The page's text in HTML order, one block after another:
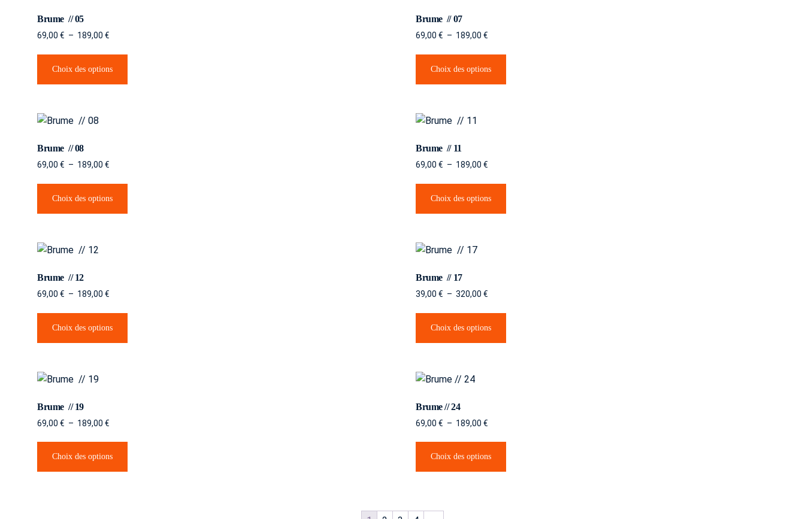
Brume // 05
69,00 € – 189,00 €
Choix des options
Brume // 07
69,00 € – 189,00 €
Choix des options
Brume // 08
69,00 € – 189,00 €
Choix des options
Brume // 11
69,00 € – 189,00 €
Choix des options
Brume // 12
69,00 € – 189,00 €
Choix des options
Brume // 17
39,00 € – 320,00 €
Choix des options
Brume // 19
69,00 € – 189,00 €
Choix des options
Brume // 24
69,00 € – 189,00 €
Choix des options